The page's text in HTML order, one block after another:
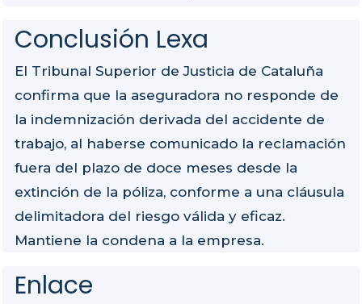
Conclusión Lexa
El Tribunal Superior de Justicia de Cataluña
confirma que la aseguradora no responde de
la indemnización derivada del accidente de
trabajo, al haberse comunicado la reclamación
fuera del plazo de doce meses desde la
extinción de la póliza, conforme a una cláusula
delimitadora del riesgo válida y eficaz.
Mantiene la condena a la empresa.
Enlace